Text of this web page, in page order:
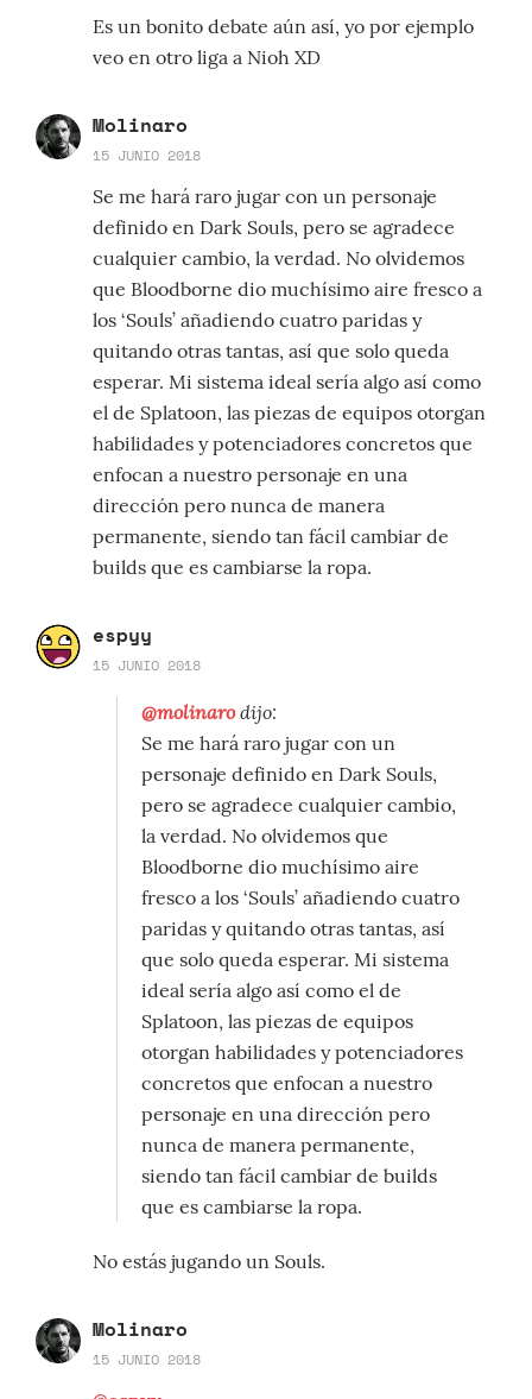
Es un bonito debate aún así, yo por ejemplo
veo en otro liga a Nioh XD
Molinaro
15 JUNIO 2018
Se me hará raro jugar con un personaje
definido en Dark Souls, pero se agradece
cualquier cambio, la verdad. No olvidemos
que Bloodborne dio muchísimo aire fresco a
los ‘Souls’ añadiendo cuatro paridas y
quitando otras tantas, así que solo queda
esperar. Mi sistema ideal sería algo así como
el de Splatoon, las piezas de equipos otorgan
habilidades y potenciadores concretos que
enfocan a nuestro personaje en una
dirección pero nunca de manera
permanente, siendo tan fácil cambiar de
builds que es cambiarse la ropa.
espyy
15 JUNIO 2018
@molinarodijo:
Se me hará raro jugar con un
personaje definido en Dark Souls,
pero se agradece cualquier cambio,
la verdad. No olvidemos que
Bloodborne dio muchísimo aire
fresco a los ‘Souls’ añadiendo cuatro
paridas y quitando otras tantas, así
que solo queda esperar. Mi sistema
ideal sería algo así como el de
Splatoon, las piezas de equipos
otorgan habilidades y potenciadores
concretos que enfocan a nuestro
personaje en una dirección pero
nunca de manera permanente,
siendo tan fácil cambiar de builds
que es cambiarse la ropa.
No estás jugando un Souls.
Molinaro
15 JUNIO 2018